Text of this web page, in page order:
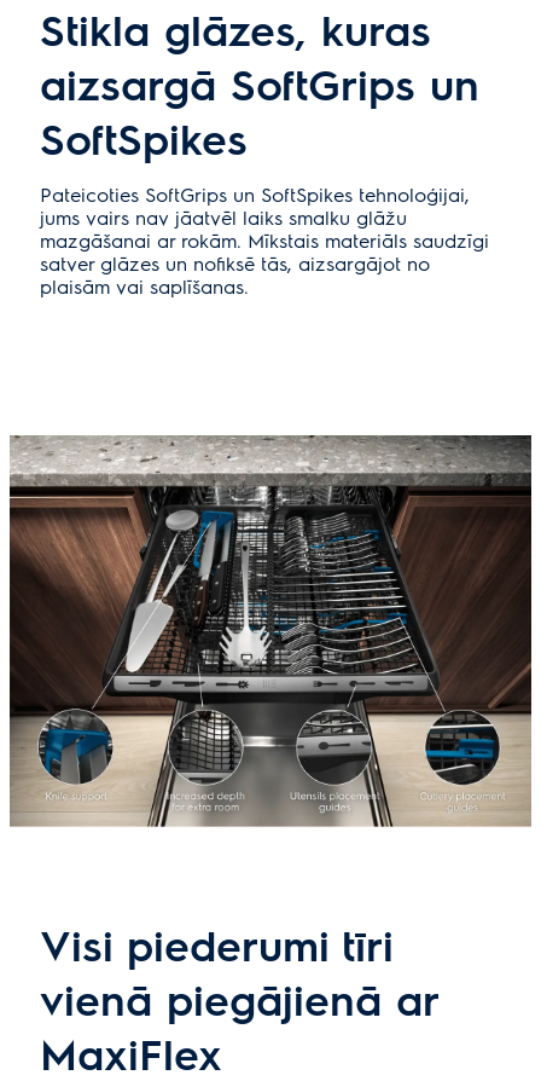
Stikla glāzes, kuras
aizsargā SoftGrips un
SoftSpikes
Pateicoties SoftGrips un SoftSpikes tehnoloģijai,
jums vairs nav jāatvēl laiks smalku glāžu
mazgāšanai ar rokām. Mīkstais materiāls saudzīgi
satver glāzes un nofiksē tās, aizsargājot no
plaisām vai saplīšanas.
Visi piederumi tīri
vienā piegājienā ar
MaxiFlex